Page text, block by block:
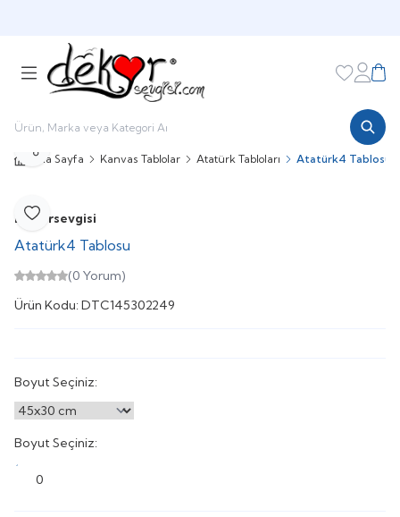
Favorilerim
Ana Sayfa Kanvas Tablolar Atatürk Tabloları Atatürk4 Tablosu
Favoriye Ekle
Paylaş
Dekorsevgisi
Atatürk4 Tablosu
(0 Yorum)
Ürün Kodu: DTC145302249
Boyut Seçiniz:
Boyut Seçiniz:
0